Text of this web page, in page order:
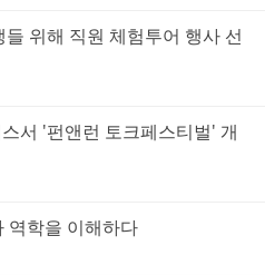
위해 직원 체험투어 행사 선
서 '펀앤런 토크페스티벌' 개
역학을 이해하다